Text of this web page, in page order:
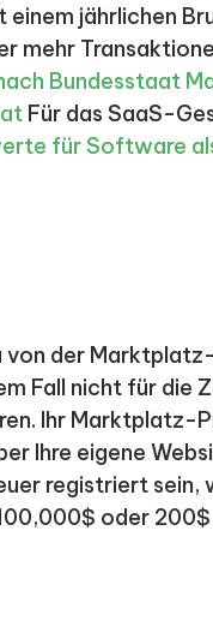
jährlichen
mehr
Bundesstaat
Für das SaaS-
für Software
von der
Fall nicht für die
Ihr Marktplatz-
Ihre eigene
registriert sein,
oder